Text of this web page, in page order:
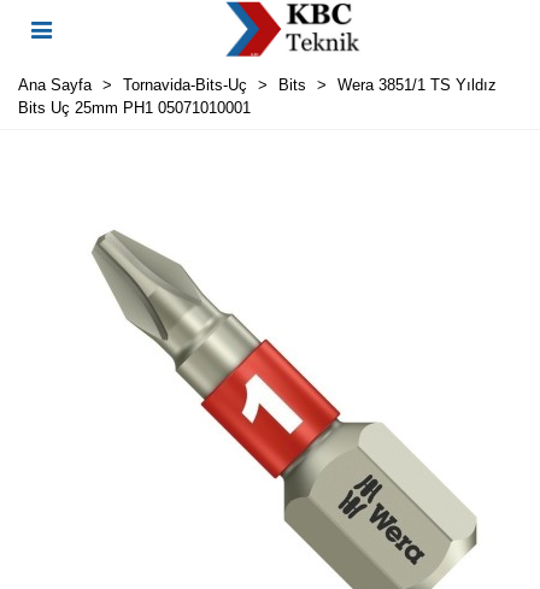
Ana Sayfa > Tornavida-Bits-Uç > Bits >
Wera 3851/1 TS Yıldız
Bits Uç 25mm PH1 05071010001